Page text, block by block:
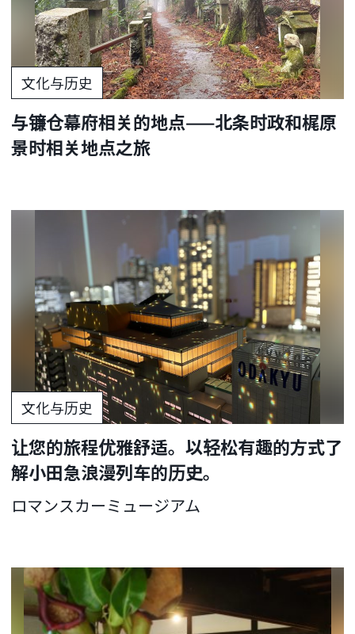
文化与历史
与镰仓幕府相关的地点——北条时政和梶原
景时相关地点之旅
文化与历史
让您的旅程优雅舒适。以轻松有趣的方式了
解小田急浪漫列车的历史。
ロマンスカーミュージアム